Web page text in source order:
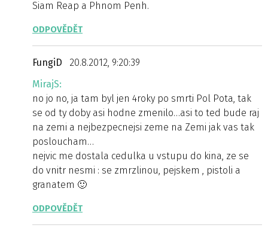
Siam Reap a Phnom Penh.
ODPOVĚDĚT
FungiD
20.8.2012, 9:20:39
MirajS:
no jo no, ja tam byl jen 4roky po smrti Pol Pota, tak
se od ty doby asi hodne zmenilo…asi to ted bude raj
na zemi a nejbezpecnejsi zeme na Zemi jak vas tak
posloucham…
nejvic me dostala cedulka u vstupu do kina, ze se
do vnitr nesmi : se zmrzlinou, pejskem , pistoli a
granatem 🙂
ODPOVĚDĚT